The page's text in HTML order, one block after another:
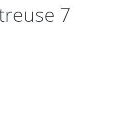
7